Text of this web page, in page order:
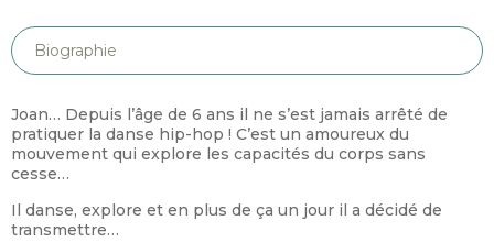
Biographie
Joan… Depuis l’âge de 6 ans il ne s’est jamais arrêté de
pratiquer la danse hip-hop ! C’est un amoureux du
mouvement qui explore les capacités du corps sans
cesse…
Il danse, explore et en plus de ça un jour il a décidé de
transmettre…